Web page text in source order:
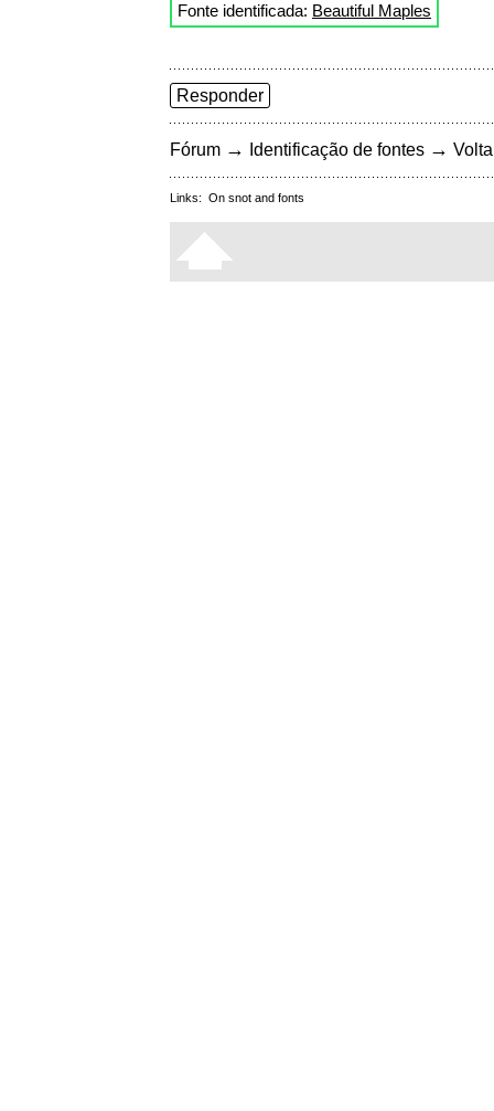
Fonte identificada: Beautiful Maples
Responder
Fórum → Identificação de fontes →
Links: On snot and fonts